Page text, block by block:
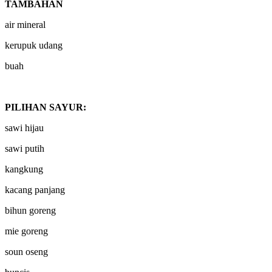
TAMBAHAN
air mineral
kerupuk udang
buah
PILIHAN SAYUR:
sawi hijau
sawi putih
kangkung
kacang panjang
bihun goreng
mie goreng
soun oseng